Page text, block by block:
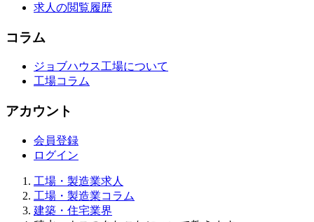
求人の閲覧履歴
コラム
ジョブハウス工場について
工場コラム
アカウント
会員登録
ログイン
工場・製造業求人
工場・製造業コラム
建築・住宅業界